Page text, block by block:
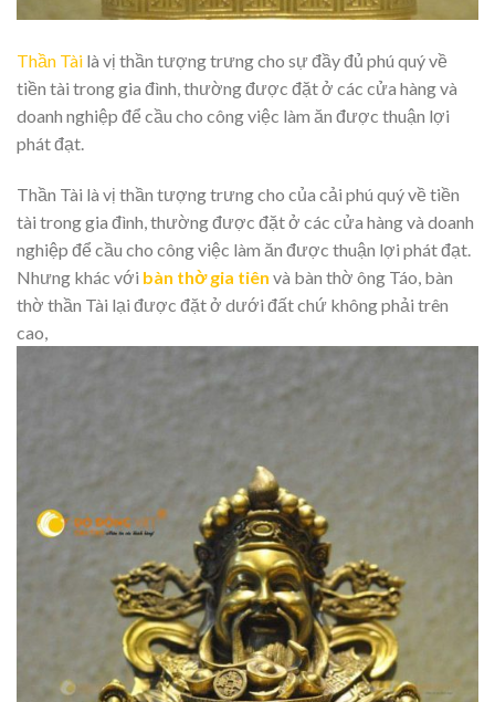
Thần Tài là vị thần tượng trưng cho sự đầy đủ phú quý về
tiền tài trong gia đình, thường được đặt ở các cửa hàng và
doanh nghiệp để cầu cho công việc làm ăn được thuận lợi
phát đạt.
Thần Tài là vị thần tượng trưng cho của cải phú quý về tiền
tài trong gia đình, thường được đặt ở các cửa hàng và doanh
nghiệp để cầu cho công việc làm ăn được thuận lợi phát đạt.
Nhưng khác với bàn thờ gia tiên và bàn thờ ông Táo, bàn
thờ thần Tài lại được đặt ở dưới đất chứ không phải trên
cao,